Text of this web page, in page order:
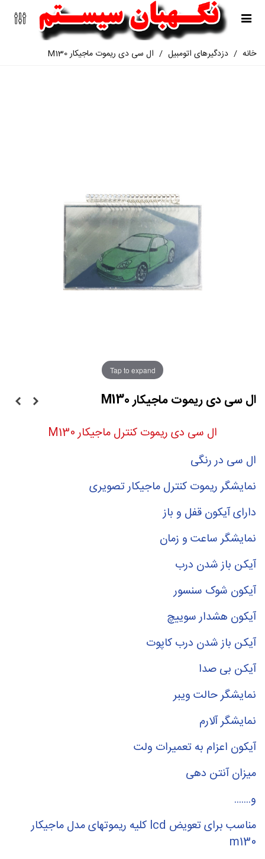
خانه / دزدگیرهای اتومبیل / ال سی دی ریموت ماجیکار M130
Tap to expand
ال سی دی ریموت ماجیکار M130
ال سی دی ریموت کنترل ماجیکار M130
ال سی در رنگی
نمایشگر ریموت کنترل ماجیکار تصویری
دارای آیکون قفل و باز
نمایشگر ساعت و زمان
آیکن باز شدن درب
آیکون شوک سنسور
آیکون هشدار سوییچ
آیکن باز شدن درب کاپوت
آیکن بی صدا
نمایشگر حالت ویبر
نمایشگر آلارم
آیکون اعزام به تعمیرات ولت
میزان آنتن دهی
و.......
مناسب برای تعویض lcd کلیه ریموتهای مدل ماجیکار
m130